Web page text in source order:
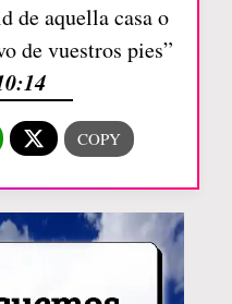
de aquella casa o
de vuestros pies”